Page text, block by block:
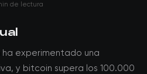
de lectura
ha experimentado una
y bitcoin supera los 100.000